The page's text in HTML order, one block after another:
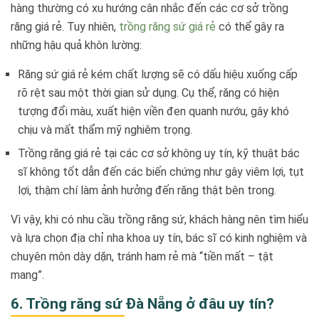
hàng thường có xu hướng cân nhắc đến các cơ sở trồng
răng giá rẻ. Tuy nhiên, trồng răng sứ giá rẻ có thể gây ra
những hậu quả khôn lường:
Răng sứ giá rẻ kém chất lượng sẽ có dấu hiệu xuống cấp
rõ rệt sau một thời gian sử dụng. Cụ thể, răng có hiện
tượng đổi màu, xuất hiện viền đen quanh nướu, gây khó
chịu và mất thẩm mỹ nghiêm trọng.
Trồng răng giá rẻ tại các cơ sở không uy tín, kỹ thuật bác
sĩ không tốt dẫn đến các biến chứng như gây viêm lợi, tụt
lợi, thậm chí làm ảnh hưởng đến răng thật bên trong.
Vì vậy, khi có nhu cầu trồng răng sứ, khách hàng nên tìm hiểu
và lựa chọn địa chỉ nha khoa uy tín, bác sĩ có kinh nghiệm và
chuyên môn dày dặn, tránh ham rẻ mà “tiền mất – tật
mang”.
6. Trồng răng sứ Đà Nẵng ở đâu uy tín?